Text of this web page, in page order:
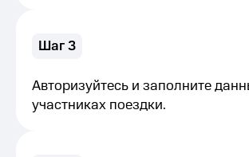
Шаг 3
Авторизуйтесь и заполните
участниках поездки.